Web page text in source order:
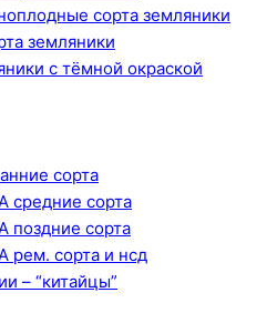
сорта земляники
земляники
с тёмной окраской
сорта
сорта
сорта
сорта и нсд
– “китайцы”